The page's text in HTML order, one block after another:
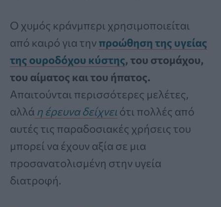
Ο χυμός κράνμπερι χρησιμοποιείται
από καιρό για τηνπροώθηση της υγείας
της ουροδόχου κύστης, του στομάχου,
του αίματος και του ήπατος.
Απαιτούνται περισσότερες μελέτες,
αλλά η έρευνα δείχνει ότι πολλές από
αυτές τις παραδοσιακές χρήσεις του
μπορεί να έχουν αξία σε μια
προσανατολισμένη στην υγεία
διατροφή.